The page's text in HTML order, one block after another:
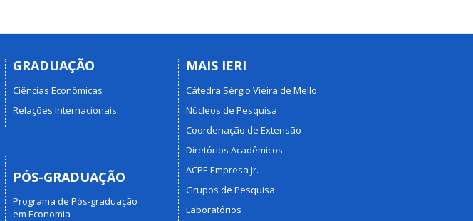
GRADUAÇÃO
Ciências Econômicas
Relações Internacionais
PÓS-GRADUAÇÃO
Programa de Pós-graduação
em Economia
MAIS IERI
Cátedra Sérgio Vieira de Mello
Núcleos de Pesquisa
Coordenação de Extensão
Diretórios Acadêmicos
ACPE Empresa Jr.
Grupos de Pesquisa
Laboratórios